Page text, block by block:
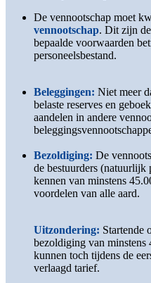
De vennootschap moet
vennootschap. Dit zijn
bepaalde voorwaarden
personeelsbestand.
Beleggingen: Niet meer
belaste reserves en
aandelen in andere
Bezoldiging: De
de bestuurders (natuurlijk
kennen van minstens
voordelen van alle aard.
Uitzondering: Startende
bezoldiging van minstens
kunnen toch tijdens de
verlaagd tarief.